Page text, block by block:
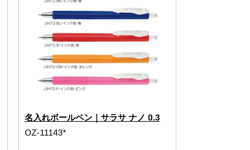
名入れボールペン｜サラサ ナノ 0.3
OZ-11143*